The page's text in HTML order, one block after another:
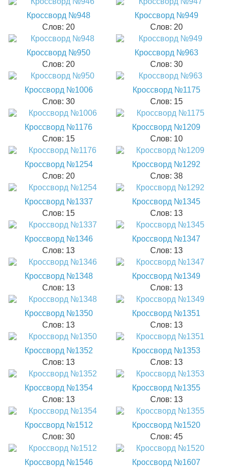
Кроссворд №948
Слов: 20
Кроссворд №949
Слов: 20
Кроссворд №950
Слов: 20
Кроссворд №963
Слов: 30
Кроссворд №1006
Слов: 30
Кроссворд №1175
Слов: 15
Кроссворд №1176
Слов: 15
Кроссворд №1209
Слов: 10
Кроссворд №1254
Слов: 20
Кроссворд №1292
Слов: 38
Кроссворд №1337
Слов: 15
Кроссворд №1345
Слов: 13
Кроссворд №1346
Слов: 13
Кроссворд №1347
Слов: 13
Кроссворд №1348
Слов: 13
Кроссворд №1349
Слов: 13
Кроссворд №1350
Слов: 13
Кроссворд №1351
Слов: 13
Кроссворд №1352
Слов: 13
Кроссворд №1353
Слов: 13
Кроссворд №1354
Слов: 13
Кроссворд №1355
Слов: 13
Кроссворд №1512
Слов: 30
Кроссворд №1520
Слов: 45
Кроссворд №1546 Кроссворд №1607